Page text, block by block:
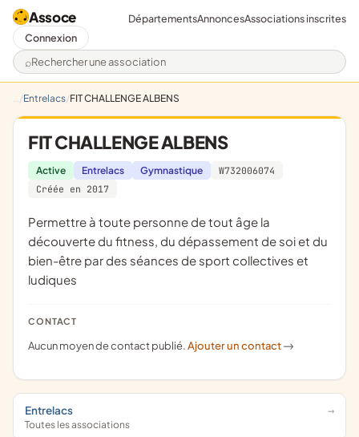
Assoce
Rechercher une association
DépartementsAnnoncesAssociations inscrites
Connexion
Entrelacs FIT CHALLENGE ALBENS
FIT CHALLENGE ALBENS
Active Entrelacs Gymnastique
W732006074
Créée en 2017
permettre à toute personne de tout âge la
découverte du fitness, du dépassement de soi et du
bien-être par des séances de sport collectives et
ludiques
CONTACT
Aucun moyen de contact publié.Ajouter un contact ->
Entrelacs
Toutes les associations